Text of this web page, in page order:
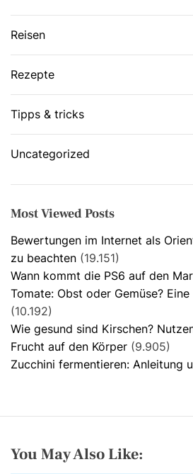
Reisen
Rezepte
Tipps & tricks
Uncategorized
Most Viewed Posts
Bewertungen im Internet als
zu beachten (19.151)
Wann kommt die PS6 auf den
Tomate: Obst oder Gemüse?
(10.192)
Wie gesund sind Kirschen?
Frucht auf den Körper (9.905)
Zucchini fermentieren: Anleitung
You May Also Like: